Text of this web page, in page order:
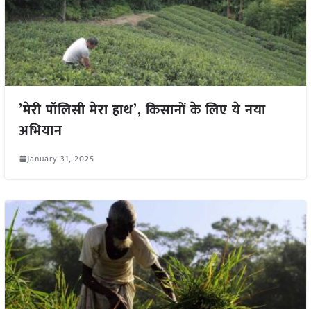
’मेरी पॉलिसी मेरा हाथ’, किसानों के लिए ये नया
अभियान
January 31, 2025